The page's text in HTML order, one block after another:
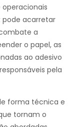
pode acarretar
a
o papel, as
ao adesivo
pela
forma técnica e
tornam o